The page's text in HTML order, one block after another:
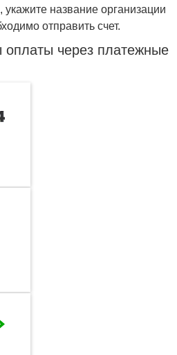
название организации
отправить счет.
оплаты через платежные